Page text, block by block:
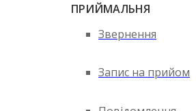
ПРИЙМАЛЬНЯ
Звернення
Запис на прийом